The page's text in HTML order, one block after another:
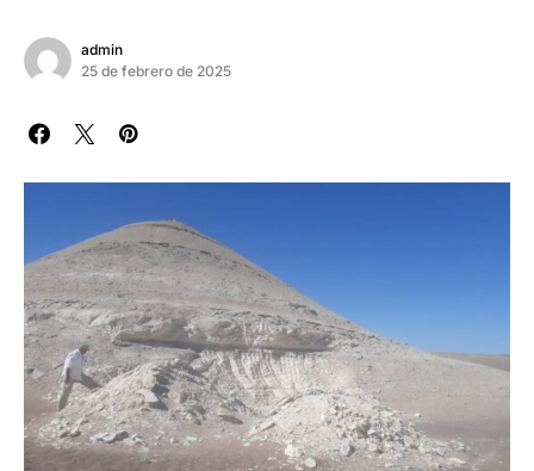
admin
25 de febrero de 2025